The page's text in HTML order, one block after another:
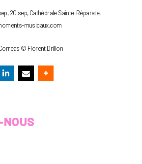
20 sep, Cathédrale Sainte-Réparate,
musicaux.com
© Florent Drillon